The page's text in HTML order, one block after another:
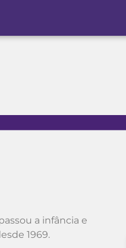
a infância e
1969.